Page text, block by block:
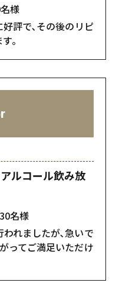
様
評で､その後のリピ
｡
ルコール飲み放
名様
れましたが､急いで
ってご満足いただけ